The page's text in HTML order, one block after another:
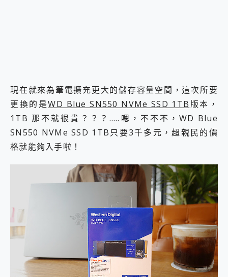
現在就來為筆電擴充更大的儲存容量空間，這次所要
更換的是WD Blue SN550 NVMe SSD 1TB 版本，
1TB 那不就很貴？？？…..嗯，不不不，WD Blue
SN550 NVMe SSD 1TB只要3千多元，超親民的價
格就能夠入手啦！